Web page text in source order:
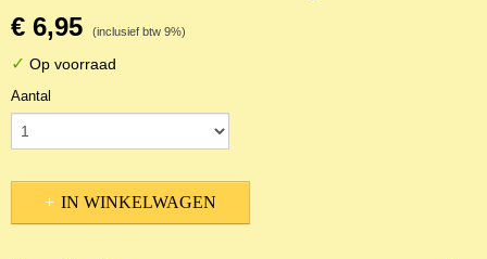
€ 6,95 (inclusief btw 9%)
✓ Op voorraad
Aantal
IN WINKELWAGEN